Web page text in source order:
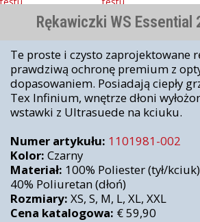
Rękawiczki WS Essential
Te proste i czysto zaprojektowane
prawdziwą ochronę premium z
dopasowaniem. Posiadają ciepły
Tex Infinium, wnętrze dłoni
wstawki z Ultrasuede na kciuku.
Numer artykułu: 1101981-002
Kolor: Czarny
Materiał: 100% Poliester (tył/
40% Poliuretan (dłoń)
Rozmiary: XS, S, M, L, XL, XXL
Cena katalogowa: € 59,90